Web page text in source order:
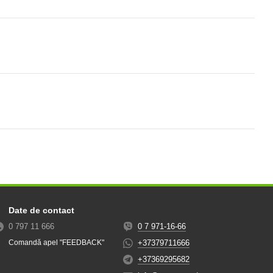
Date de contact
0 797 11 666
Comandă apel "FEEDBACK"
0 7 971-16-66
+37379711666
+37369295682